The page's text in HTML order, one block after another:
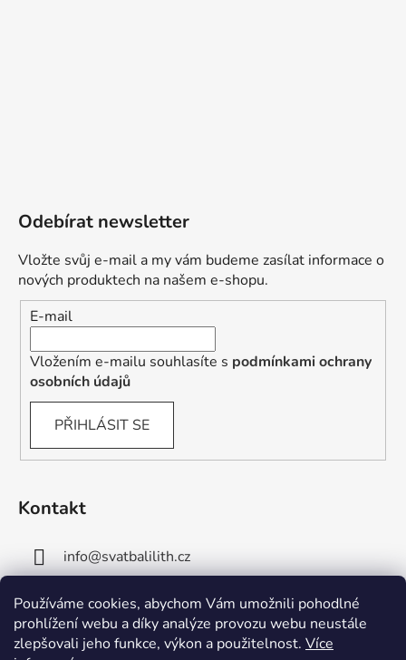
Používáme cookies, abychom Vám umožnili pohodlné
prohlížení webu a díky analýze provozu webu neustále
zlepšovali jeho funkce, výkon a použitelnost. Více
Odebírat newsletter
Vložte svůj e-mail a my vám budeme zasílat informace o
nových produktech na našem e-shopu.
E-mail
Vložením e-mailu souhlasíte s podmínkami ochrany
osobních údajů
PŘIHLÁSIT SE
Kontakt
info@svatbalilith.cz
+420 778 745 219
+420 778 770 784